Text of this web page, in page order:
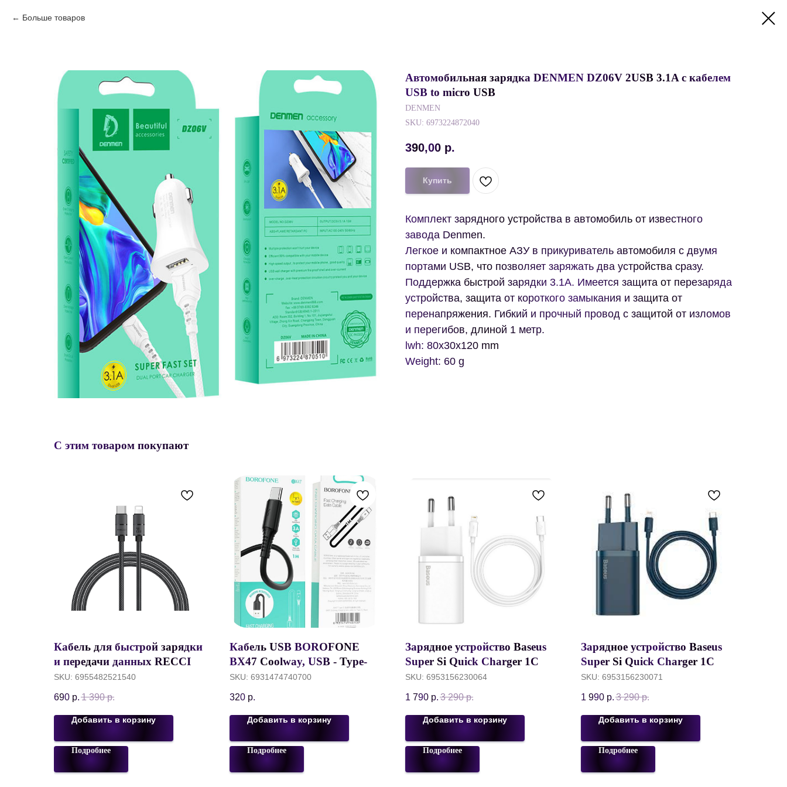
Больше товаров
Автомобильная зарядка DENMEN DZ06V 2USB 3.1A с кабелем
USB to micro USB
DENMEN
SKU: 6973224872040
390,00 р.
Купить
Комплект зарядного устройства в автомобиль от известного
завода Denmen.
Легкое и компактное АЗУ в прикуриватель автомобиля с двумя
портами USB, что позволяет заряжать два устройства сразу.
Поддержка быстрой зарядки 3.1А. Имеется защита от перезаряда
устройства, защита от короткого замыкания и защита от
перенапряжения. Гибкий и прочный провод с защитой от изломов
и перегибов, длиной 1 метр.
lwh: 80x30x120 mm
Weight: 60 g
С этим товаром покупают
Кабель для быстрой зарядки
и передачи данных RECCI
Warrior, Type-C to Lightning,
PD20W, 1.2 метра, Серый,
RS08CL
SKU: 6955482521540
690 р. 1 390 р.
Добавить в корзину
Подробнее
Кабель USB BOROFONE
BX47 Coolway, USB - Type-C,
3А, 1 м, черный
SKU: 6931474740700
320 р.
Добавить в корзину
Подробнее
Зарядное устройство Baseus
Super Si Quick Charger 1C
20W + кабель Type-C to
Lightning 1m, белый,
TZCCSUP-B02
SKU: 6953156230064
1 790 р. 3 290 р.
Добавить в корзину
Подробнее
Зарядное устройство Baseus
Super Si Quick Charger 1C
20W + кабель Type-C to
Lightning 1m, синий,
TZCCSUP-B03
SKU: 6953156230071
1 990 р. 3 290 р.
Добавить в корзину
Подробнее